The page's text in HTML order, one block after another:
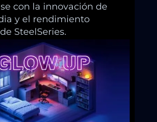
con la innovación de
y el rendimiento
SteelSeries.